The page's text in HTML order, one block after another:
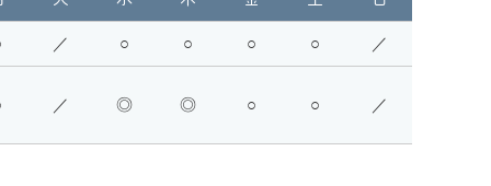
／ ○ ○ ○ ○ ／
／ ◎ ◎ ○ ○ ／